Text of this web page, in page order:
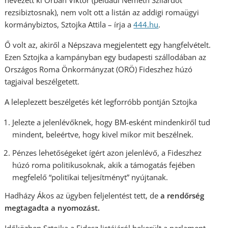
rezsibiztosnak), nem volt ott a listán az addigi romaügyi
kormánybiztos, Sztojka Attila – írja a444.hu.
Ő volt az, akiről a Népszava megjelentett egy hangfelvételt.
Ezen Sztojka a kampányban egy budapesti szállodában az
Országos Roma Önkormányzat (ORÖ) Fideszhez húzó
tagjaival beszélgetett.
A leleplezett beszélgetés két legforróbb pontján Sztojka
Jelezte a jelenlévőknek, hogy BM-esként mindenkiről tud
mindent, beleértve, hogy kivel mikor mit beszélnek.
Pénzes lehetőségeket ígért azon jelenlévő, a Fideszhez
húzó roma politikusoknak, akik a támogatás fejében
megfelelő “politikai teljesítményt” nyújtanak.
Hadházy Ákos az ügyben feljelentést tett, dea rendőrség
megtagadta a nyomozást.